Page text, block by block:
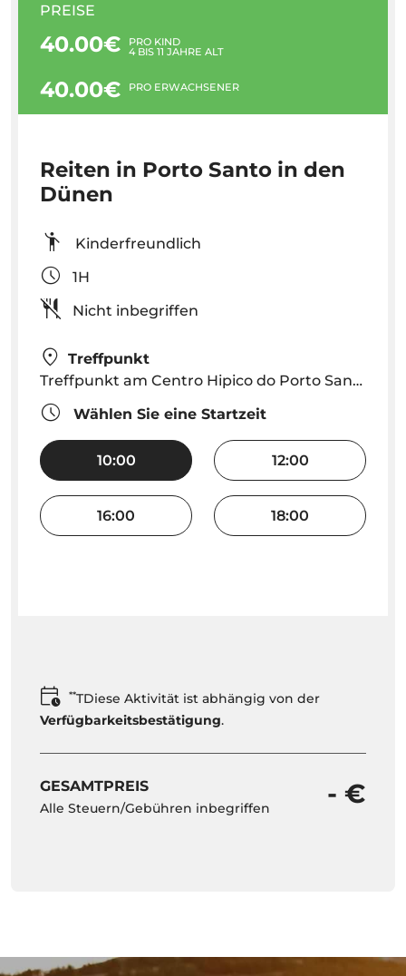
PREISE
40.00€ PRO KIND
4 BIS 11 JAHRE ALT
40.00€ PRO ERWACHSENER
Reiten in Porto Santo in den
Dünen
Kinderfreundlich
1H
Nicht inbegriffen
Treffpunkt
Treffpunkt am Centro Hipico do Porto Santo
Wählen Sie eine Startzeit
10:00 12:00
16:00 18:00
**TDiese Aktivität ist abhängig von der
Verfügbarkeitsbestätigung.
GESAMTPREIS
Alle Steuern/Gebühren inbegriffen - €